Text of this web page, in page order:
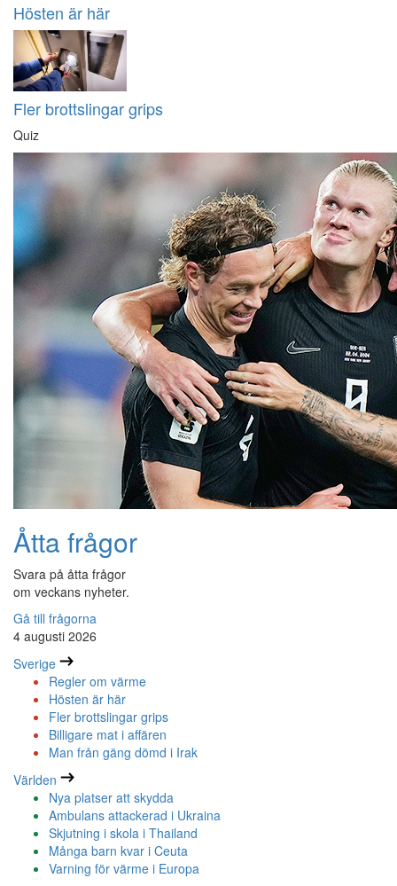
Hösten är här
Fler brottslingar grips
Quiz
Åtta frågor
Svara på åtta frågor
om veckans nyheter.
Gå till frågorna
4 augusti 2026
Sverige
Regler om värme
Hösten är här
Fler brottslingar grips
Billigare mat i affären
Man från gäng dömd i Irak
Världen
Nya platser att skydda
Ambulans attackerad i Ukraina
Skjutning i skola i Thailand
Många barn kvar i Ceuta
Varning för värme i Europa